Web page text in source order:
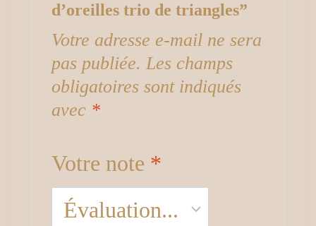
d’oreilles trio de triangles”
Votre adresse e-mail ne sera
pas publiée. Les champs
obligatoires sont indiqués
avec *
Votre note *